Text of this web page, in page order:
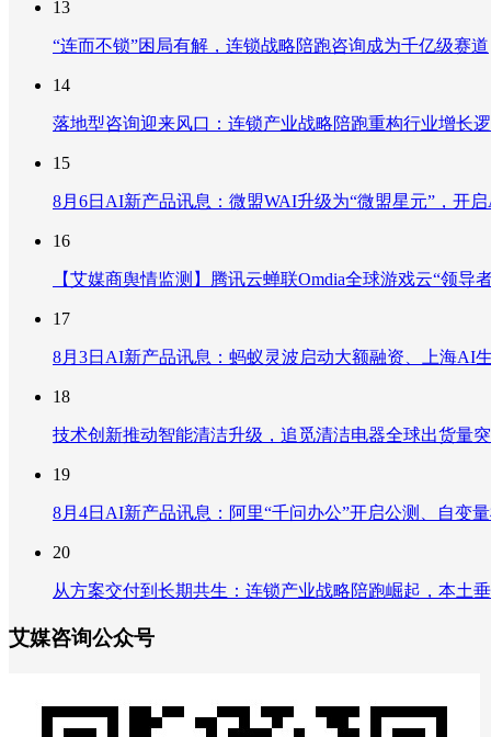
13
“连而不锁”困局有解，连锁战略陪跑咨询成为千亿级赛道
14
落地型咨询迎来风口：连锁产业战略陪跑重构行业增
15
8月6日AI新产品讯息：微盟WAI升级为“微盟星元”，开
16
【艾媒商舆情监测】腾讯云蝉联Omdia全球游戏云“领
17
8月3日AI新产品讯息：蚂蚁灵波启动大额融资、上海AI
18
技术创新推动智能清洁升级，追觅清洁电器全球出货量
19
8月4日AI新产品讯息：阿里“千问办公”开启公测、自变
20
从方案交付到长期共生：连锁产业战略陪跑崛起，本土
艾媒咨询公众号